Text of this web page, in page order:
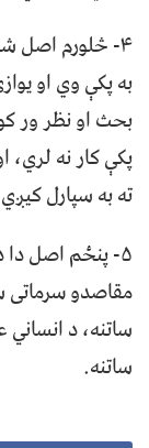
۴- څلورم اصل
به پکې وي او
بحث او نظر ور
پکې کار نه لري،
ته به سپارل
۵- پنځم اصل
مقاصدو سرماتی
ساتنه، د
ساتنه.